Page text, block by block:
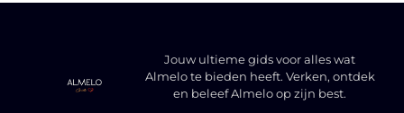
Jouw ultieme gids voor alles wat
Almelo te bieden heeft. Verken, ontdek
en beleef Almelo op zijn best.